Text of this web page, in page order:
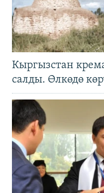
Кыргызстан
салды. Өлкөдө